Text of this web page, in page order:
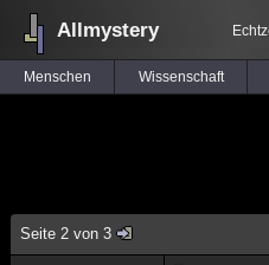
Allmystery
Menschen Wissenschaft
Seite 2 von 3